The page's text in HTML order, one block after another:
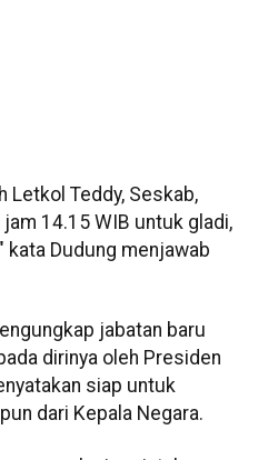
Letkol Teddy, Seskab,
14.15 WIB untuk gladi,
kata Dudung menjawab
jabatan baru
dirinya oleh Presiden
siap untuk
dari Kepala Negara.